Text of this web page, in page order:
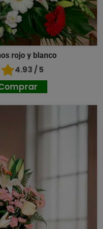
rojo y blanco
4.93 / 5